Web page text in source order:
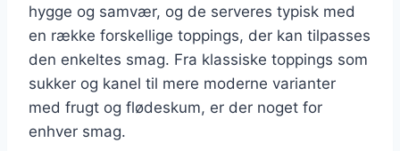
hygge og samvær, og de serveres typisk med
en række forskellige toppings, der kan tilpasses
den enkeltes smag. Fra klassiske toppings som
sukker og kanel til mere moderne varianter
med frugt og flødeskum, er der noget for
enhver smag.